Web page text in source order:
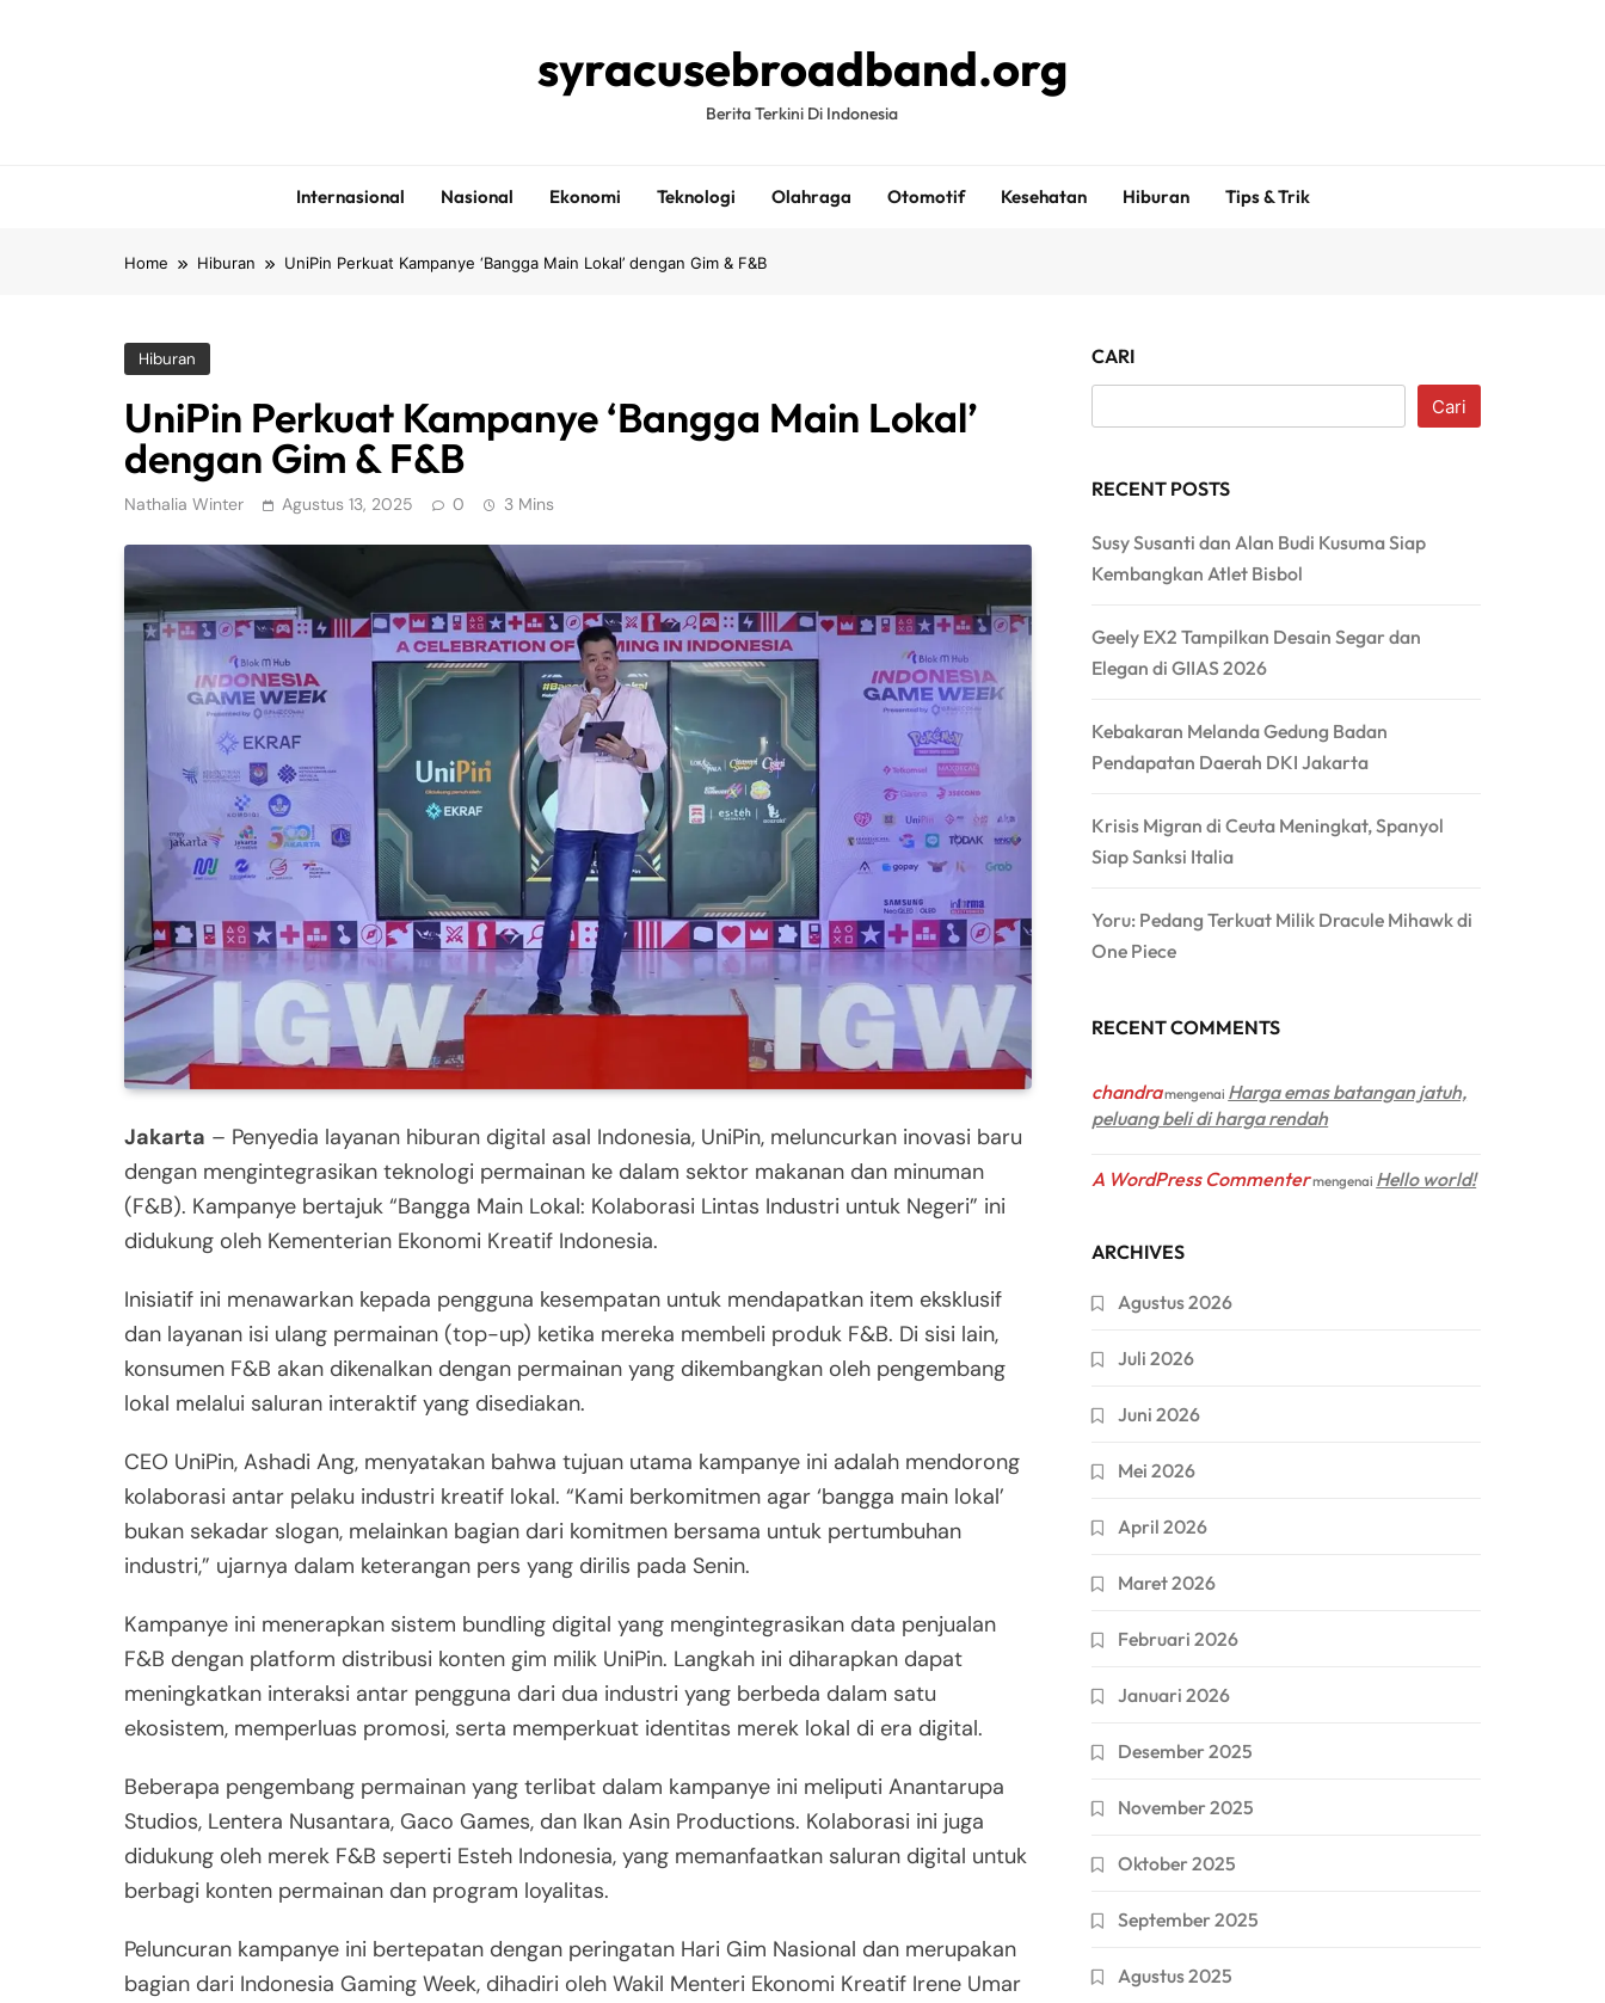
syracusebroadband.org
Berita Terkini Di Indonesia
Internasional Nasional Ekonomi Teknologi Olahraga Otomotif Kesehatan Hiburan Tips & Trik
Home Hiburan UniPin Perkuat Kampanye ‘Bangga Main Lokal’ dengan Gim & F&B
Hiburan
UniPin Perkuat Kampanye ‘Bangga Main Lokal’
dengan Gim & F&B
Nathalia Winter Agustus 13, 2025 0 3 Mins
Jakarta – Penyedia layanan hiburan digital asal Indonesia, UniPin, meluncurkan inovasi baru
dengan mengintegrasikan teknologi permainan ke dalam sektor makanan dan minuman
(F&B). Kampanye bertajuk “Bangga Main Lokal: Kolaborasi Lintas Industri untuk Negeri” ini
didukung oleh Kementerian Ekonomi Kreatif Indonesia.
Inisiatif ini menawarkan kepada pengguna kesempatan untuk mendapatkan item eksklusif
dan layanan isi ulang permainan (top-up) ketika mereka membeli produk F&B. Di sisi lain,
konsumen F&B akan dikenalkan dengan permainan yang dikembangkan oleh pengembang
lokal melalui saluran interaktif yang disediakan.
CEO UniPin, Ashadi Ang, menyatakan bahwa tujuan utama kampanye ini adalah mendorong
kolaborasi antar pelaku industri kreatif lokal. “Kami berkomitmen agar ‘bangga main lokal’
bukan sekadar slogan, melainkan bagian dari komitmen bersama untuk pertumbuhan
industri,” ujarnya dalam keterangan pers yang dirilis pada Senin.
Kampanye ini menerapkan sistem bundling digital yang mengintegrasikan data penjualan
F&B dengan platform distribusi konten gim milik UniPin. Langkah ini diharapkan dapat
meningkatkan interaksi antar pengguna dari dua industri yang berbeda dalam satu
ekosistem, memperluas promosi, serta memperkuat identitas merek lokal di era digital.
Beberapa pengembang permainan yang terlibat dalam kampanye ini meliputi Anantarupa
Studios, Lentera Nusantara, Gaco Games, dan Ikan Asin Productions. Kolaborasi ini juga
didukung oleh merek F&B seperti Esteh Indonesia, yang memanfaatkan saluran digital untuk
berbagi konten permainan dan program loyalitas.
Peluncuran kampanye ini bertepatan dengan peringatan Hari Gim Nasional dan merupakan
bagian dari Indonesia Gaming Week, dihadiri oleh Wakil Menteri Ekonomi Kreatif Irene Umar
CARI
Cari
RECENT POSTS
Susy Susanti dan Alan Budi Kusuma Siap
Kembangkan Atlet Bisbol
Geely EX2 Tampilkan Desain Segar dan
Elegan di GIIAS 2026
Kebakaran Melanda Gedung Badan
Pendapatan Daerah DKI Jakarta
Krisis Migran di Ceuta Meningkat, Spanyol
Siap Sanksi Italia
Yoru: Pedang Terkuat Milik Dracule Mihawk di
One Piece
RECENT COMMENTS
chandramengenai Harga emas batangan jatuh,
peluang beli di harga rendah
A WordPress Commentermengenai Hello world!
ARCHIVES
Agustus 2026
Juli 2026
Juni 2026
Mei 2026
April 2026
Maret 2026
Februari 2026
Januari 2026
Desember 2025
November 2025
Oktober 2025
September 2025
Agustus 2025